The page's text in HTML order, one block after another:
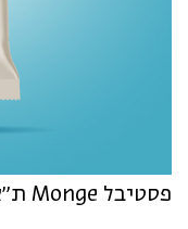
פסטיבל Monge ת״א